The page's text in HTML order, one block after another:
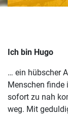
Ich bin Hugo
… ein hübscher
Menschen finde
sofort zu nah
weg. Mit